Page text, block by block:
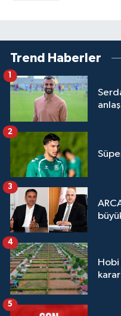
Trend Haberler
2
3
4
5